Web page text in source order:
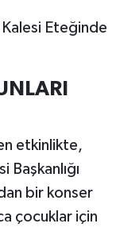
etkinlikte,
Başkanlığı
bir konser
çocuklar için